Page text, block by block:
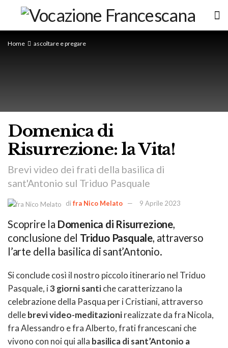
Home ascoltare e pregare
Domenica di
Risurrezione: la Vita!
Brevi video dei frati della basilica di
sant'Antonio sul Triduo Pasquale
difra Nico Melato 9 Aprile 2023
Scoprire la Domenica di Risurrezione,
conclusione del Triduo Pasquale, attraverso
l’arte della basilica di sant’Antonio.
Si conclude così il nostro piccolo itinerario nel Triduo
Pasquale, i3 giorni santiche caratterizzano la
celebrazione della Pasqua per i Cristiani, attraverso
dellebrevi video-meditazionirealizzate da fra Nicola,
fra Alessandro e fra Alberto, frati francescani che
vivono con noi qui alla basilica di sant’Antonio a